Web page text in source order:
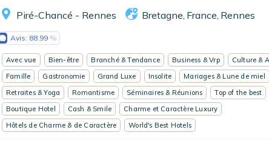
Nos adresses en France
Nos adresses dans le monde
Nos collections
Notre programme de fidélité
Ecrivez-nous
Piré-Chancé - Rennes Bretagne France Rennes
Avis: 88.99
Avec vue Bien-être Branché & Tendance Business & Vrp
Culture &
Famille
Gastronomie Grand Luxe Insolite Mariages & Lune de miel
Retraites & Yoga
Romantisme Séminaires & Réunions
Top of the best
Boutique Hotel
Cash & Smile
Charme et Caractère Luxury
Hôtels de Charme & de Caractère
World's Best Hotels